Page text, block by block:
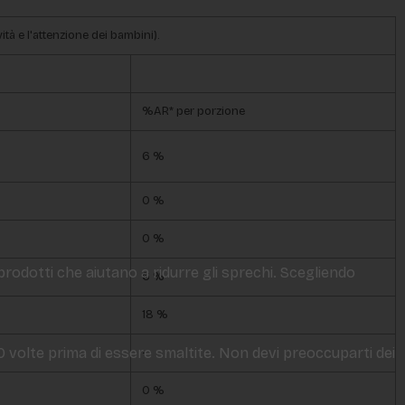
che aiutano a ridurre gli sprechi. Scegliendo
prima di essere smaltite. Non devi preoccuparti dei
e l'attenzione dei bambini).
%AR* per porzione
6 %
0 %
0 %
6 %
18 %
-
0 %